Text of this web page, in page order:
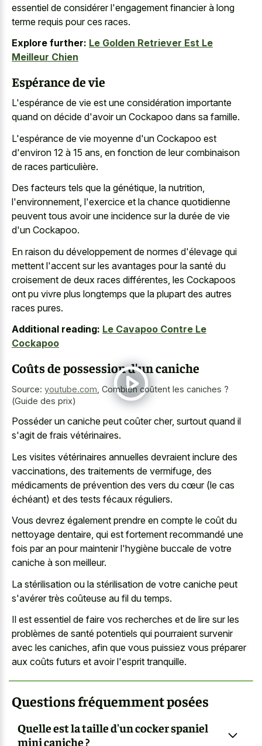
essentiel de considérer l'engagement financier à long
terme requis pour ces races.
Explore further: Le Golden Retriever Est Le
Meilleur Chien
Espérance de vie
L'espérance de vie est une considération importante
quand on décide d'avoir un Cockapoo dans sa famille.
L'espérance de vie moyenne d'un Cockapoo est
d'environ 12 à 15 ans, en fonction de leur combinaison
de races particulière.
Des facteurs tels que la génétique, la nutrition,
l'environnement, l'exercice et la chance quotidienne
peuvent tous avoir une incidence sur la durée de vie
d'un Cockapoo.
En raison du développement de normes d'élevage qui
mettent l'accent sur les avantages pour la santé du
croisement de deux races différentes, les Cockapoos
ont pu vivre plus longtemps que la plupart des autres
races pures.
Additional reading: Le Cavapoo Contre Le
Cockapoo
Coûts de possession d'un caniche
Source: youtube.com Combien coûtent les caniches ?
(Guide des prix)
Posséder un caniche peut coûter cher, surtout quand il
s'agit de frais vétérinaires.
Les visites vétérinaires annuelles devraient inclure des
vaccinations, des traitements de vermifuge, des
médicaments de prévention des vers du cœur (le cas
échéant) et des tests fécaux réguliers.
Vous devrez également prendre en compte le coût du
nettoyage dentaire, qui est fortement recommandé une
fois par an pour maintenir l'hygiène buccale de votre
caniche à son meilleur.
La stérilisation ou la stérilisation de votre caniche peut
s'avérer très coûteuse au fil du temps.
Il est essentiel de faire vos recherches et de lire sur les
problèmes de santé potentiels qui pourraient survenir
avec les caniches, afin que vous puissiez vous préparer
aux coûts futurs et avoir l'esprit tranquille.
Questions fréquemment posées
Quelle est la taille d'un cocker spaniel
mini caniche ?